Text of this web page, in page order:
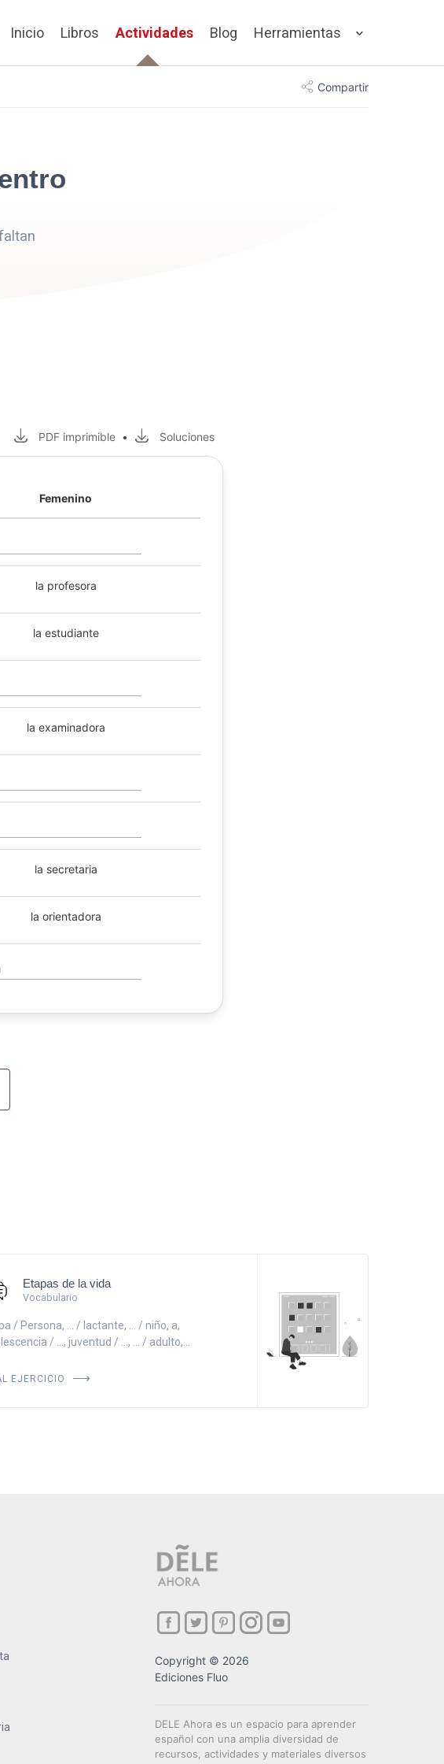
Inicio Libros Actividades Blog Herramientas
Compartir
PDF imprimible • Soluciones
Femenino
la profesora
la estudiante
la examinadora
la secretaria
la orientadora
Etapas de la vida
Vocabulario
/ Persona, ... / lactante, ... / niño, a,
/ ..., juventud / ..., ... / adulto,...
EJERCICIO
Copyright © 2026
Ediciones Fluo
DELE Ahora es un espacio para aprender
español con una amplia diversidad de
recursos, actividades y materiales diversos